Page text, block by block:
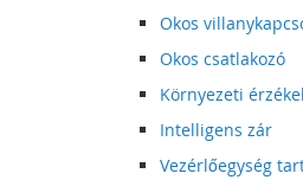
Okos
Okos csatlakozó
Környezeti
Intelligens zár
Vezérlőegység